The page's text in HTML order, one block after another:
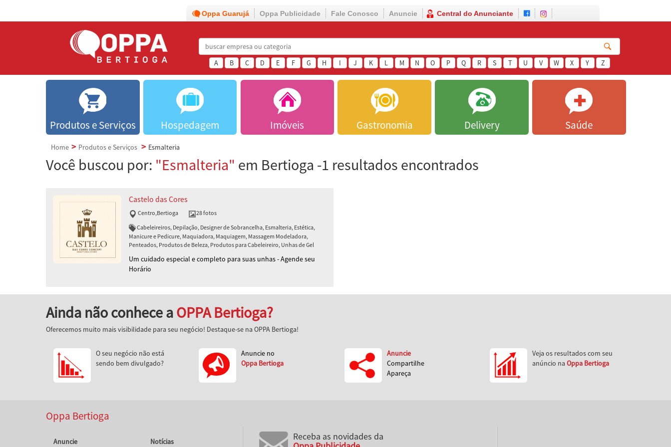
Oppa Guarujá Oppa Publicidade Fale Conosco Anuncie Central do Anunciante
A B C D E F G H I J K L M N O P Q R S T U V W X Y Z
Produtos e Serviços Hospedagem Imóveis Gastronomia Delivery Saúde
Home Produtos e Serviços Esmalteria
Você buscou por: "Esmalteria" em Bertioga -1 resultados encontrados
Castelo das Cores
Centro,Bertioga
28 fotos
Cabeleireiros, Depilação, Designer de Sobrancelha, Esmalteria, Estética,
Manicure e Pedicure, Maquiadora, Maquiagem, Massagem Modeladora,
Penteados, Produtos de Beleza, Produtos para Cabeleireiro, Unhas de Gel
Um cuidado especial e completo para suas unhas - Agende seu
Horário
Ainda não conhece aOPPA Bertioga?
Oferecemos muito mais visibilidade para seu negócio! Destaque-se na OPPA Bertioga!
O seu negócio não está
sendo bem divulgado?
Anuncie no
Oppa Bertioga
Anuncie
Compartilhe
Apareça
Veja os resultados com seu
anúncio na Oppa Bertioga
Oppa Bertioga
Anuncie Notícias
Receba as novidades da